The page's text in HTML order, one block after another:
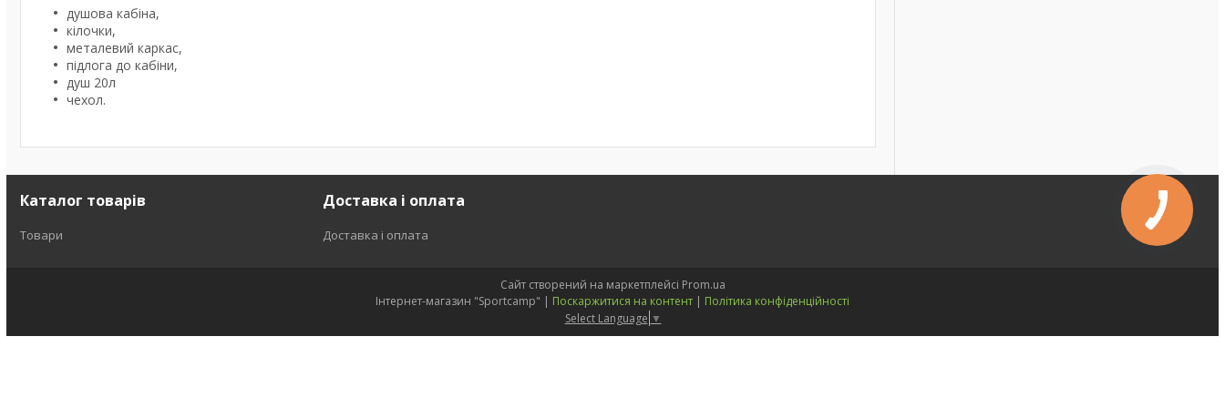
душова кабіна,
кілочки,
металевий каркас,
підлога до кабіни,
душ 20л
чехол.
Каталог товарів
Товари
Доставка і оплата
Доставка і оплата
Сайт створений на маркетплейсі Prom.ua
Інтернет-магазин "Sportcamp" | Поскаржитися на контент | Політика конфіденційності
Select Language ▼